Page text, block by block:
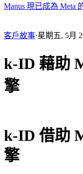
Manus 現已成為
客戶故事·星期五, 5月
k-ID 藉助
擎
k-ID 借助
擎